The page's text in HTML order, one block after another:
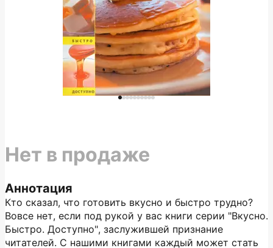
Аннотация
Кто сказал, что готовить вкусно и быстро трудно?
Вовсе нет, если под рукой у вас книги серии "Вкусно.
Быстро. Доступно", заслужившей признание
читателей. С нашими книгами каждый может стать
Нет в продаже